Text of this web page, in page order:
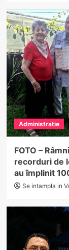
Administratie
FOTO –
recorduri de
au împlinit
Se intampla in